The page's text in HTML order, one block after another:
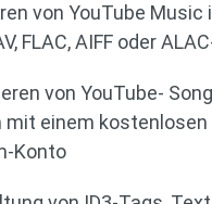
von YouTube Music
FLAC, AIFF oder
von YouTube-
mit einem kostenlosen
Konto